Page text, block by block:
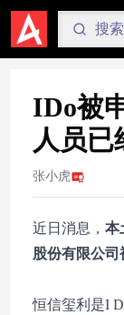
IDo被
人员已
张小虎
近日消息， 本
股份有限公司
恒信玺利是I